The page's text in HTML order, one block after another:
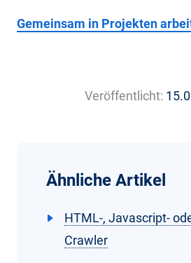
Gemeinsam in Projekten
Veröffentlicht:
Ähnliche Artikel
HTML-, Javascript-
Crawler